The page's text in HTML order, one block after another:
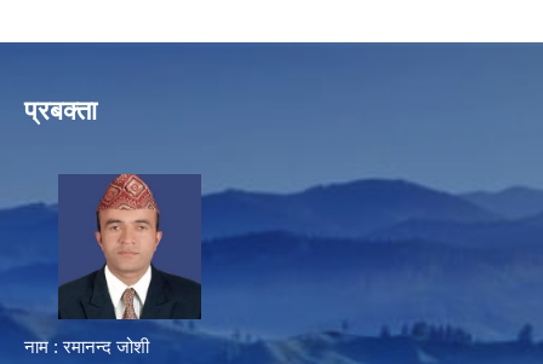
प्रबक्ता
नाम : रमानन्द जोशी